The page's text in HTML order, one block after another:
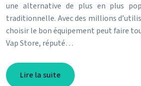
une alternative de plus en plus
traditionnelle. Avec des millions
choisir le bon équipement peut faire
Vap Store, réputé…
Lire la suite